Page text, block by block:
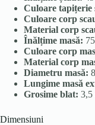
Culoare tapițerie
Culoare corp
Material corp
Înălțime masă:
Culoare corp
Material corp
Diametru masă:
Lungime masă
Grosime blat: 3,5
Dimensiuni